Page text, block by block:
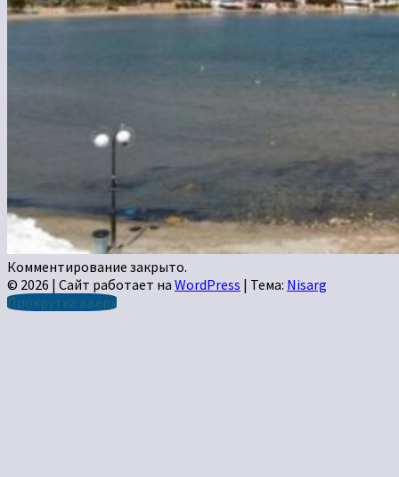
Комментирование закрыто.
© 2026 | Сайт работает на WordPress | Тема: Nisarg
Прокрутка вверх